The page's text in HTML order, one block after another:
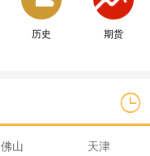
历史 期货
佛山 天津